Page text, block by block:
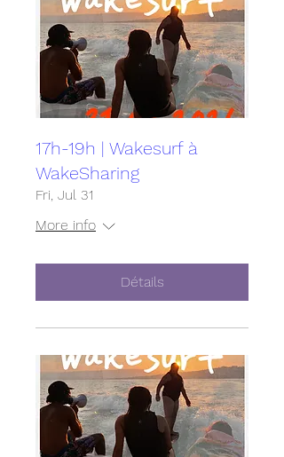
17h-19h | Wakesurf à
WakeSharing
Fri, Jul 31
More info
Détails